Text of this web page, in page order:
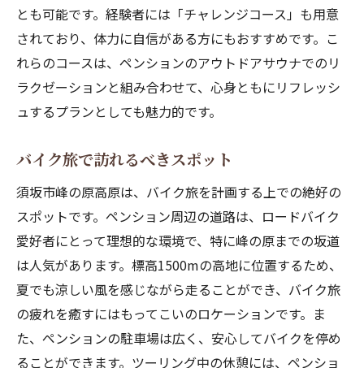
とも可能です。経験者には「チャレンジコース」も用意
されており、体力に自信がある方にもおすすめです。こ
れらのコースは、ペンションのアウトドアサウナでのリ
ラクゼーションと組み合わせて、心身ともにリフレッシ
ュするプランとしても魅力的です。
バイク旅で訪れるべきスポット
須坂市峰の原高原は、バイク旅を計画する上での絶好の
スポットです。ペンション周辺の道路は、ロードバイク
愛好者にとって理想的な環境で、特に峰の原までの坂道
は人気があります。標高1500mの高地に位置するため、
夏でも涼しい風を感じながら走ることができ、バイク旅
の疲れを癒すにはもってこいのロケーションです。ま
た、ペンションの駐車場は広く、安心してバイクを停め
ることができます。ツーリング中の休憩には、ペンショ